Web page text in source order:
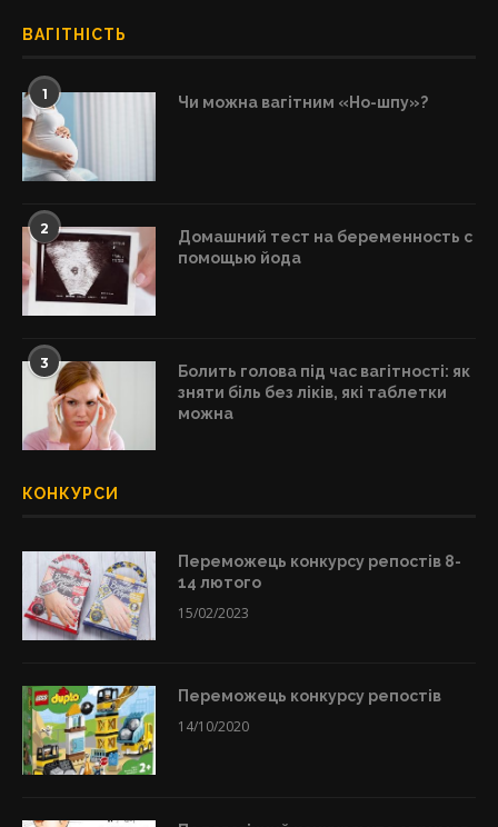
ВАГІТНІСТЬ
1 Чи можна вагітним «Но-шпу»?
2
Домашний тест на беременность с
помощью йода
3
Болить голова під час вагітності: як
зняти біль без ліків, які таблетки
можна
КОНКУРСИ
Переможець конкурсу репостів 8-
14 лютого
15/02/2023
Переможець конкурсу репостів
14/10/2020